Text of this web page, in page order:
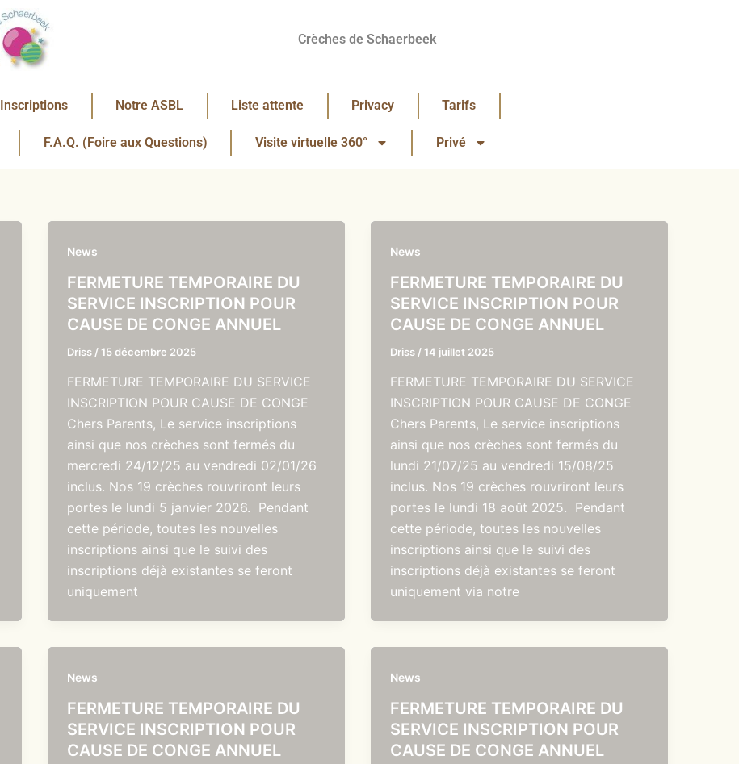
Crèches de Schaerbeek
Inscriptions Notre ASBL Liste attente Privacy Tarifs
F.A.Q. (Foire aux Questions) Visite virtuelle 360° Privé
News
FERMETURE TEMPORAIRE DU
SERVICE INSCRIPTION POUR
CAUSE DE CONGE ANNUEL
Driss / 15 décembre 2025
FERMETURE TEMPORAIRE DU SERVICE
INSCRIPTION POUR CAUSE DE CONGE
Chers Parents, Le service inscriptions
ainsi que nos crèches sont fermés du
mercredi 24/12/25 au vendredi 02/01/26
inclus. Nos 19 crèches rouvriront leurs
portes le lundi 5 janvier 2026. Pendant
cette période, toutes les nouvelles
inscriptions ainsi que le suivi des
inscriptions déjà existantes se feront
uniquement
News
FERMETURE TEMPORAIRE DU
SERVICE INSCRIPTION POUR
CAUSE DE CONGE ANNUEL
Driss / 14 juillet 2025
FERMETURE TEMPORAIRE DU SERVICE
INSCRIPTION POUR CAUSE DE CONGE
Chers Parents, Le service inscriptions
ainsi que nos crèches sont fermés du
lundi 21/07/25 au vendredi 15/08/25
inclus. Nos 19 crèches rouvriront leurs
portes le lundi 18 août 2025. Pendant
cette période, toutes les nouvelles
inscriptions ainsi que le suivi des
inscriptions déjà existantes se feront
uniquement via notre
News
FERMETURE TEMPORAIRE DU
SERVICE INSCRIPTION POUR
CAUSE DE CONGE ANNUEL
News
FERMETURE TEMPORAIRE DU
SERVICE INSCRIPTION POUR
CAUSE DE CONGE ANNUEL